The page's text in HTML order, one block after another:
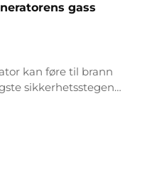
gass
kan føre til brann
sikkerhetsstegene